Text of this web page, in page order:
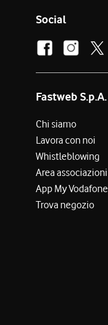
Social
Fastweb S.p.A.
Chi siamo
Lavora con noi
Whistleblowing
Area associazioni
App My Vodafone
Trova negozio